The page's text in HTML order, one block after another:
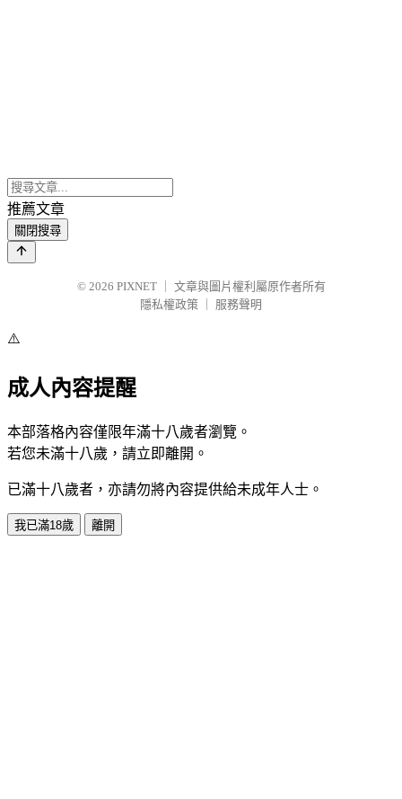
推薦文章
關閉搜尋
© 2026 PIXNET
文章與圖片權利屬原作者所有
隱私權政策
服務聲明
⚠️
成人內容提醒
本部落格內容僅限年滿十八歲者瀏覽。
若您未滿十八歲，請立即離開。
已滿十八歲者，亦請勿將內容提供給未成年人士。
我已滿18歲 離開